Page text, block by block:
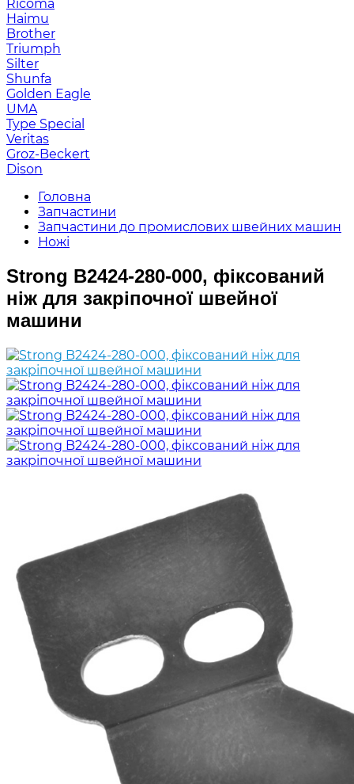
Ricoma
Haimu
Brother
Triumph
Silter
Shunfa
Golden Eagle
UMA
Type Special
Veritas
Groz-Beckert
Dison
Головна
Запчастини
Запчастини до промислових швейних машин
Ножі
Strong B2424-280-000, фіксований
ніж для закріпочної швейної
машини